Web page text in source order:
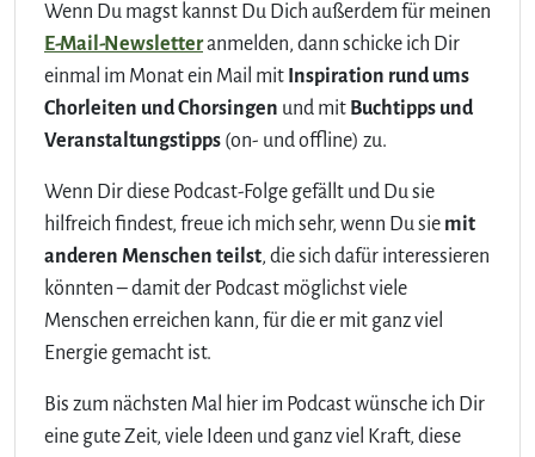
Wenn Du magst kannst Du Dich außerdem für meinen
E-Mail-Newsletteranmelden, dann schicke ich Dir
einmal im Monat ein Mail mit Inspiration rund ums
Chorleiten und Chorsingen und mit Buchtipps und
Veranstaltungstipps (on- und offline) zu.
Wenn Dir diese Podcast-Folge gefällt und Du sie
hilfreich findest, freue ich mich sehr, wenn Du sie mit
anderen Menschen teilst, die sich dafür interessieren
könnten – damit der Podcast möglichst viele
Menschen erreichen kann, für die er mit ganz viel
Energie gemacht ist.
Bis zum nächsten Mal hier im Podcast wünsche ich Dir
eine gute Zeit, viele Ideen und ganz viel Kraft, diese